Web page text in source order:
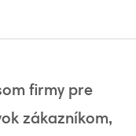
firmy pre
zákazníkom,